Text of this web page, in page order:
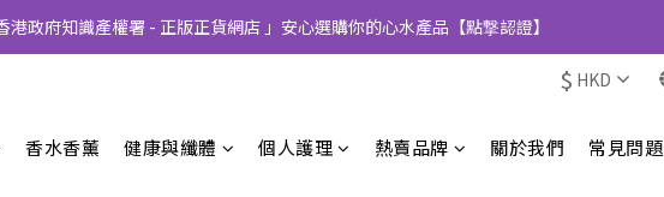
港政府知識產權署 - 正版正貨網店 」安心選購你的心水產品【點撃認證】
$ HKD
香水香薰 健康與纖體 個人護理 熱賣品牌 關於我們 常見問題